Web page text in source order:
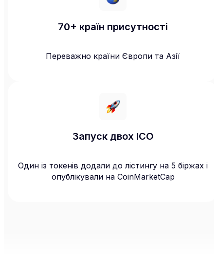
70+ країн присутності
Переважно країни Європи та Азії
Запуск двох ICO
Один із токенів додали до лістингу на 5 біржах і
опублікували на CoinMarketCap